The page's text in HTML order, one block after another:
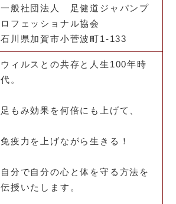
一般社団法人 足健道ジャパンプ
ロフェッショナル協会
石川県加賀市小菅波町1-133
ウィルスとの共存と人生100年時
代。
足もみ効果を何倍にも上げて、
免疫力を上げながら生きる！
自分で自分の心と体を守る方法を
伝授いたします。